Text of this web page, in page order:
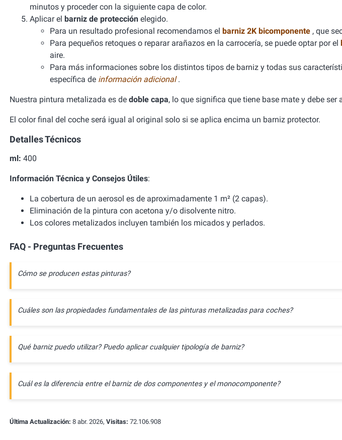
minutos y proceder con la siguiente capa de color.
Aplicar el barniz de protección elegido.
Para un resultado profesional recomendamos el barniz 2K bicomponente , que
Para pequeños retoques o reparar arañazos en la carrocería, se puede optar por el
aire.
Para más informaciones sobre los distintos tipos de barniz y todas sus
específica de información adicional.
Nuestra pintura metalizada es de doble capa, lo que significa que tiene base mate y debe
El color final del coche será igual al original solo si se aplica encima un barniz protector.
Detalles Técnicos
ml: 400
Información Técnica y Consejos Útiles:
La cobertura de un aerosol es de aproximadamente 1 m² (2 capas).
Eliminación de la pintura con acetona y/o disolvente nitro.
Los colores metalizados incluyen también los micados y perlados.
FAQ - Preguntas Frecuentes
Cómo se producen estas pinturas?
Cuáles son las propiedades fundamentales de las pinturas metalizadas para coches?
Qué barniz puedo utilizar? Puedo aplicar cualquier tipología de barniz?
Cuál es la diferencia entre el barniz de dos componentes y el monocomponente?
Última Actualización: 8 abr. 2026, Visitas: 72.106.908